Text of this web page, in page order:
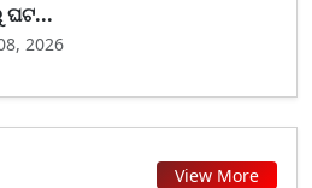
ଘଟ...
2026
View More